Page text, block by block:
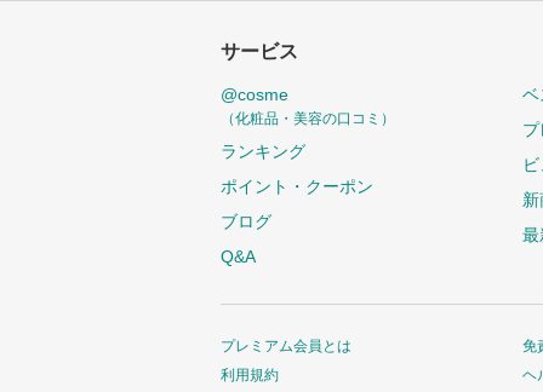
サービス
@cosme
（化粧品・美容の口コミ）
ランキング
ポイント・クーポン
ブログ
Q&A
ベ
最
プレミアム会員とは
利用規約
免
ヘ